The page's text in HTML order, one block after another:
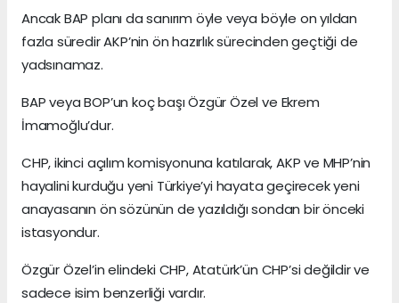
Ancak BAP planı da sanırım öyle veya böyle on yıldan
fazla süredir AKP’nin ön hazırlık sürecinden geçtiği de
yadsınamaz.
BAP veya BOP’un koç başı Özgür Özel ve Ekrem
İmamoğlu’dur.
CHP, ikinci açılım komisyonuna katılarak, AKP ve MHP’nin
hayalini kurduğu yeni Türkiye’yi hayata geçirecek yeni
anayasanın ön sözünün de yazıldığı sondan bir önceki
istasyondur.
Özgür Özel’in elindeki CHP, Atatürk’ün CHP’si değildir ve
sadece isim benzerliği vardır.